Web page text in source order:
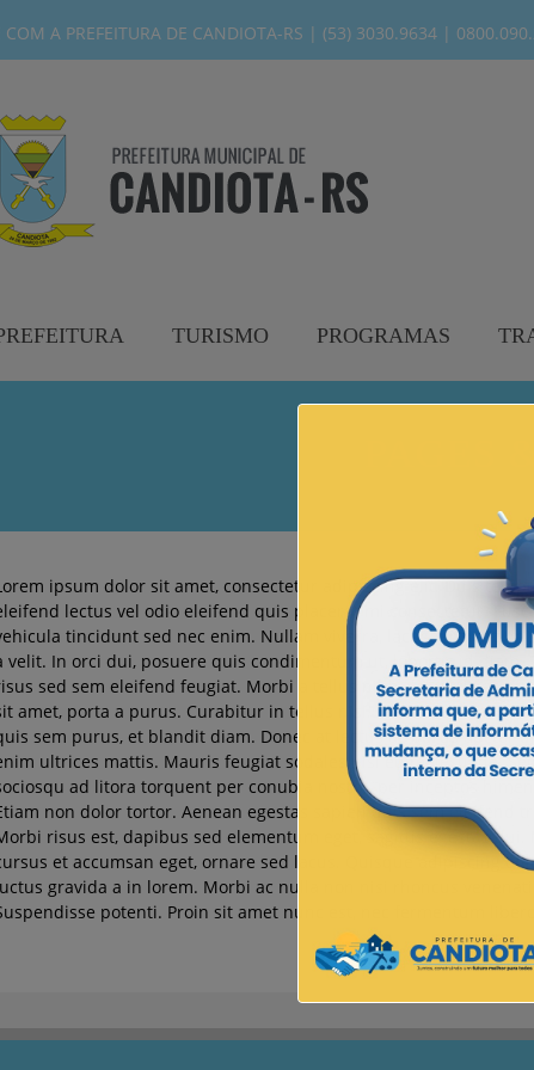
COM A PREFEITURA DE CANDIOTA-RS | (53) 3030.9634 |
TURISMO PROGRAMAS
ipsum dolor sit amet, consectetur adipiscing elit. Duis
lectus vel odio eleifend quis placerat mi consectetur.
tincidunt sed nec enim. Nullam viverra, lacus
velit. In orci dui, posuere quis condimentum ut, lobortis id
sed sem eleifend feugiat. Morbi a tellus nibh, vel ultricies
amet, porta a purus. Curabitur in tellus nisl. Mauris euismod
sem purus, et blandit diam. Donec at lectus ac purus auctor
ultrices mattis. Mauris feugiat sodales nisi eu malesuada.
ad litora torquent per conubia nostra, per inceptos
non dolor tortor. Aenean egestas sapien quis sem
risus est, dapibus sed elementum eget, sagittis egestas
et accumsan eget, ornare sed lacus. Quisque adipiscing
gravida a in lorem. Morbi ac nulla non nisi rhoncus
potenti. Proin sit amet nunc est, nec fermentum